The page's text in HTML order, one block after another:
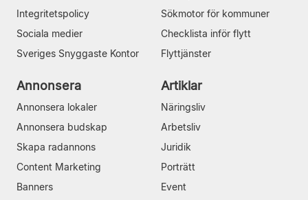
Integritetspolicy
Sociala medier
Sveriges Snyggaste Kontor
Sökmotor för kommuner
Checklista inför flytt
Flyttjänster
Annonsera
Annonsera lokaler
Annonsera budskap
Skapa radannons
Content Marketing
Banners
Artiklar
Näringsliv
Arbetsliv
Juridik
Porträtt
Event